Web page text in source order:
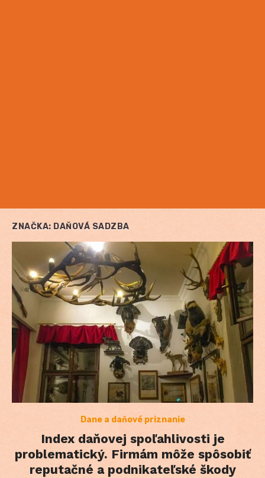
ZNAČKA: DAŇOVÁ SADZBA
Dane a daňové priznanie
Index daňovej spoľahlivosti je
problematický. Firmám môže spôsobiť
reputačné a podnikateľské škody